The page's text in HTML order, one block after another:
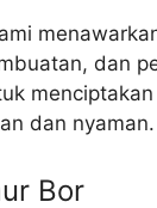
dan
dan nyaman.
Bor